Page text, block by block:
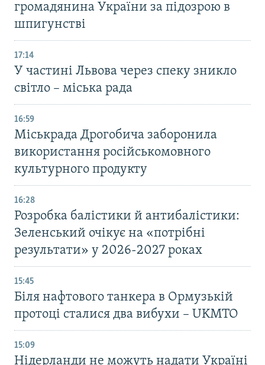
громадянина України за підозрою в
шпигунстві
17:14
У частині Львова через спеку зникло
світло – міська рада
16:59
Міськрада Дрогобича заборонила
використання російськомовного
культурного продукту
16:28
Розробка балістики й антибалістики:
Зеленський очікує на «потрібні
результати» у 2026-2027 роках
15:45
Біля нафтового танкера в Ормузькій
протоці сталися два вибухи – UKMTO
15:09
Нідерланди не можуть надати Україні